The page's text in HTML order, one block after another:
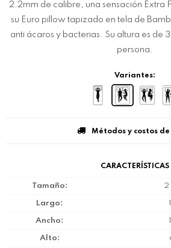
2.2mm de calibre, una sensación Extra
su Euro pillow tapizado en tela de
anti ácaros y bacterias. Su altura es de
persona.
Variantes:
Métodos y costos
CARACTERÍSTICAS
Tamaño 2
Largo
Ancho
Alto